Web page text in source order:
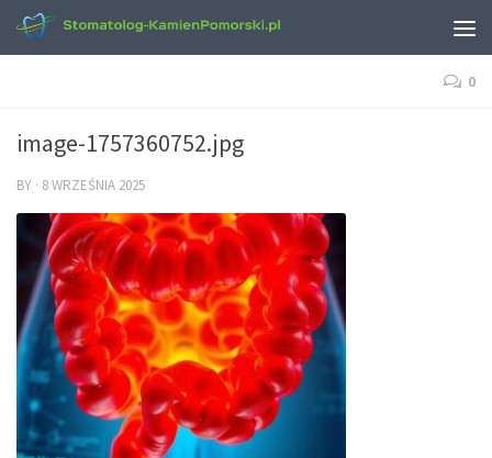
0
image-1757360752.jpg
BY · 8 WRZEŚNIA 2025